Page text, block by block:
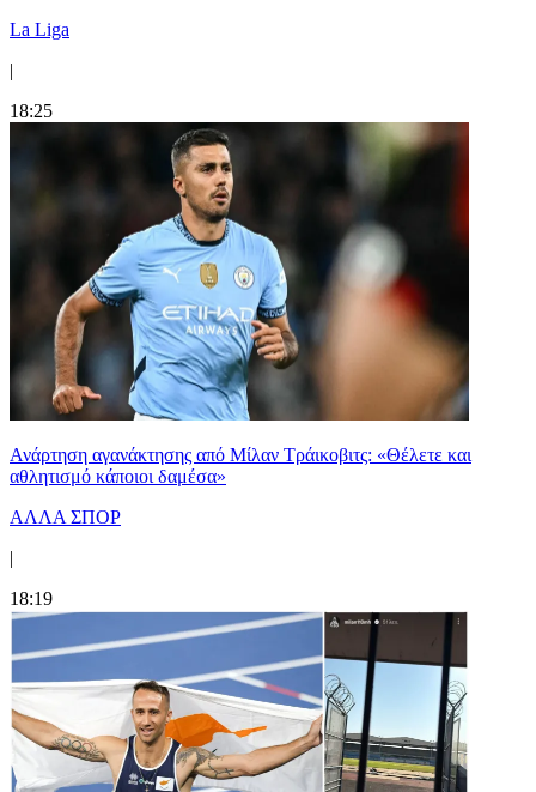
La Liga
|
18:25
Ανάρτηση αγανάκτησης από Μίλαν Τράικοβιτς: «Θέλετε και
αθλητισμό κάποιοι δαμέσα»
ΑΛΛΑ ΣΠΟΡ
|
18:19